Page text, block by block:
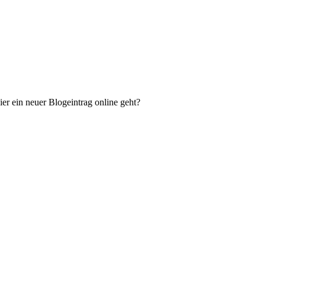
ein neuer Blogeintrag online geht?